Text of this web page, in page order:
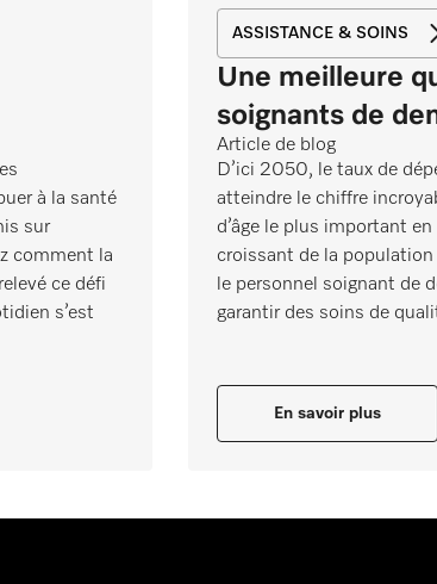
à la santé
sur
comment la
ce défi
s’est
ASSISTANCE & SOINS
Une meilleure
soignants de
Article de blog
D’ici 2050, le taux de
atteindre le chiffre
d’âge le plus important
croissant de la population
le personnel soignant de
garantir des soins de
En savoir plus